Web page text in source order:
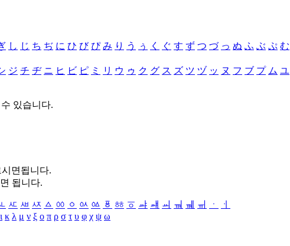
し じ ち ぢ に ひ び ぴ み り う ぅ く ぐ す ず つ づ っ ぬ ふ ぶ ぷ む
ジ チ ヂ ニ ヒ ビ ピ ミ リ ウ ゥ ク グ ス ズ ツ ヅ ッ ヌ フ ブ プ ム ユ
있습니다.
시면됩니다.
됩니다.
ㅼ ㅽ ㅾ ㅿ ㆀ ㆁ ㆂ ㆃ ㆄ ㆅ ㆆ ㆇ ㆈ ㆉ ㆊ ㆋ ㆌ ㆍ
ㆎ
ι κ λ μ ν ξ ο π ρ σ τ υ φ χ ψ ω